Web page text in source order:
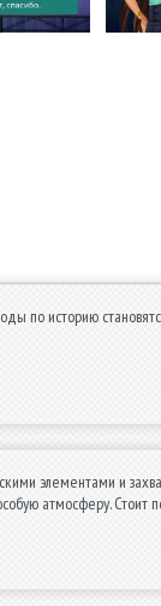
по историю
элементами и
атмосферу.